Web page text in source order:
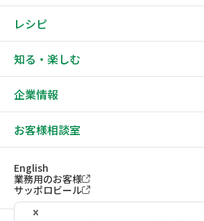
レシピ
知る・楽しむ
企業情報
お客様相談室
English
業務用のお客様
サッポロビール